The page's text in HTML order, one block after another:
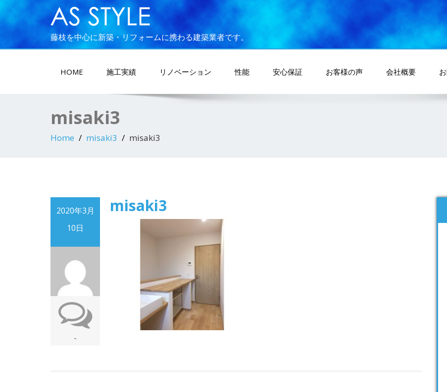
藤枝を中心に新築・リフォームに携わる建築業者です。
HOME 施工実績 リノベーション 性能 安心保証 お客様の声 会社概要
misaki3
Home misaki3 misaki3
2020年3月
10日
-
misaki3